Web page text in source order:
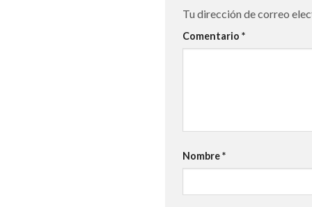
Tu dirección de correo
Comentario *
Nombre*